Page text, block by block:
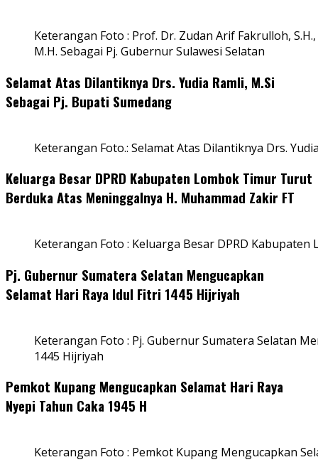
Keterangan Foto : Prof. Dr. Zudan Arif Fakrulloh, S.H.,
M.H. Sebagai Pj. Gubernur Sulawesi Selatan
Selamat Atas Dilantiknya Drs. Yudia Ramli, M.Si
Sebagai Pj. Bupati Sumedang
Keterangan Foto.: Selamat Atas Dilantiknya Drs.
Keluarga Besar DPRD Kabupaten Lombok Timur Turut
Berduka Atas Meninggalnya H. Muhammad Zakir FT
Keterangan Foto : Keluarga Besar DPRD
Pj. Gubernur Sumatera Selatan Mengucapkan
Selamat Hari Raya Idul Fitri 1445 Hijriyah
Keterangan Foto : Pj. Gubernur Sumatera Selatan
1445 Hijriyah
Pemkot Kupang Mengucapkan Selamat Hari Raya
Nyepi Tahun Caka 1945 H
Keterangan Foto : Pemkot Kupang Mengucapkan